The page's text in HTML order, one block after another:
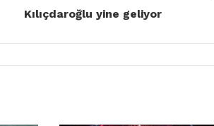
Kılıçdaroğlu yine geliyor